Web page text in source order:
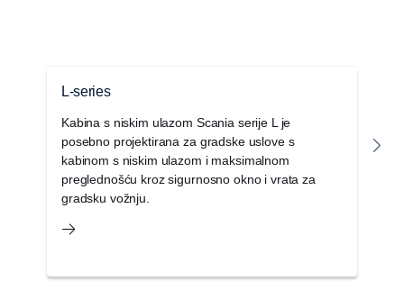
L-series
Kabina s niskim ulazom Scania serije L je
posebno projektirana za gradske uslove s
kabinom s niskim ulazom i maksimalnom
preglednošću kroz sigurnosno okno i vrata za
gradsku vožnju.